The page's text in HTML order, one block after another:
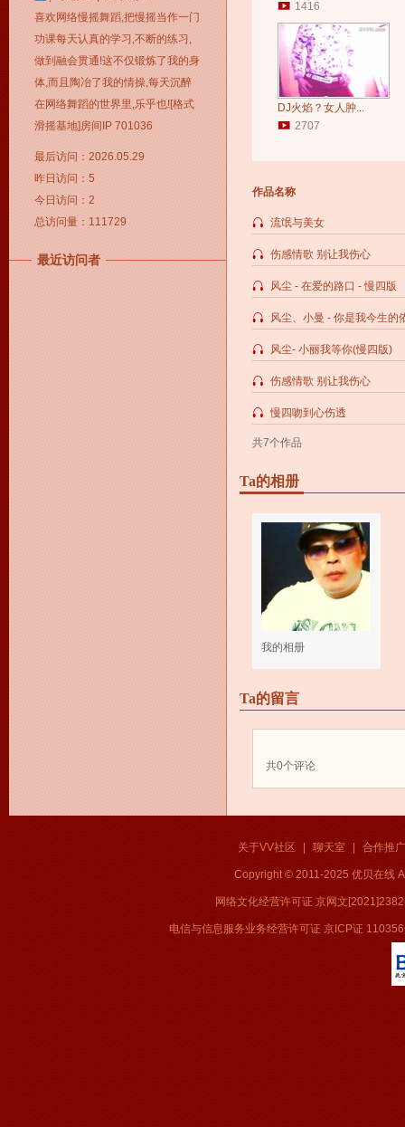
喜欢网络慢摇舞蹈,把慢摇当作一门
功课每天认真的学习,不断的练习,
做到融会贯通!这不仅锻炼了我的身
体,而且陶冶了我的情操,每天沉醉
在网络舞蹈的世界里,乐乎也![格式
滑摇基地]房间IP 701036
最后访问：2026.05.29
昨日访问：5
今日访问：2
总访问量：111729
最近访问者
1416
DJ火焰？女人肿...
2707
作品名称
流氓与美女
伤感情歌 别让我伤心
风尘 - 在爱的路口 - 慢四版
风尘、小曼 - 你是我今生的
风尘- 小丽我等你(慢四版)
伤感情歌 别让我伤心
慢四吻到心伤透
共7个作品
Ta的相册
我的相册
Ta的留言
共0个评论
关于VV社区 聊天室 合作推广
Copyright © 2011-2025 优贝在线
网络文化经营许可证 京网文
电信与信息服务业务经营许可证 京ICP证